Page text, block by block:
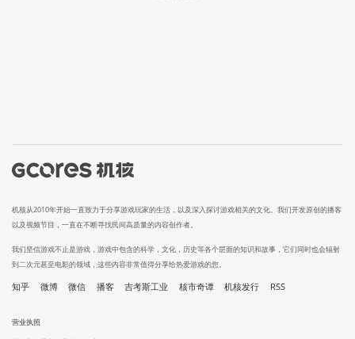
机核从2010年开始一直致力于分享游戏玩家的生活，以及深入探讨游戏相关的文化。我们开发原创的播客
以及视频节目，一直在不断寻找民间高质量的内容创作者。
我们坚信游戏不止是游戏，游戏中包含的科学，文化，历史等各个层面的知识和故事，它们同时也会辐射
到二次元甚至电影的领域，这些内容非常值得分享给热爱游戏的您。
知乎 微博 微信 播客 吉考斯工业 核市奇谭 机核发行 RSS
营业执照